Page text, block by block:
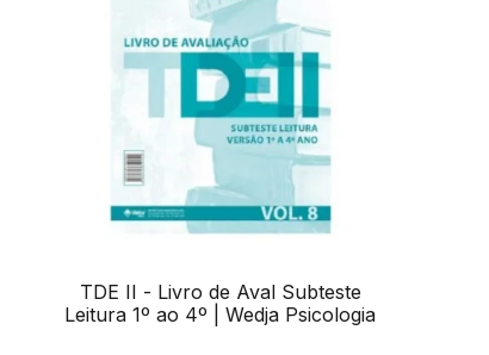
TDE II - Livro de Aval Subteste
Leitura 1º ao 4º | Wedja Psicologia